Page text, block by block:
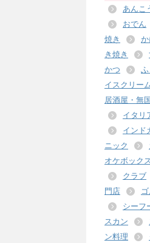
あんこ
おでん
焼き
き焼き
かつ
イスクリー
居酒屋・無
イタリ
インド
ニック
オケボック
クラブ
門店
シーフ
スカン
ン料理